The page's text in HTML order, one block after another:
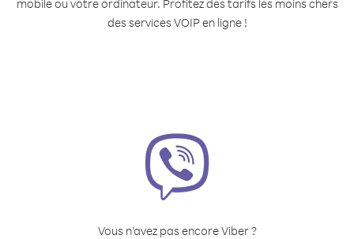
mobile ou votre ordinateur. Profitez des tarifs les moins chers
des services VOIP en ligne !
Vous n’avez pas encore Viber ?